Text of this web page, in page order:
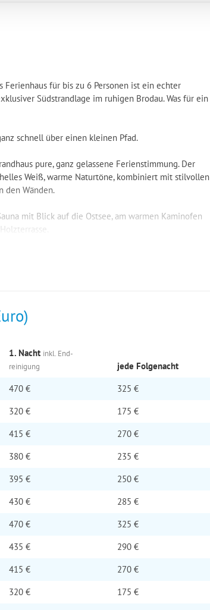
Ferienhaus für bis zu 6 Personen ist ein echter
Südstrandlage im ruhigen Brodau. Was für ein
schnell über einen kleinen Pfad.
pure, ganz gelassene Ferienstimmung. Der
Weiß, warme Naturtöne, kombiniert mit stilvollen
den Wänden.
mit Blick auf die Ostsee, am warmen Kaminofen
1. Nacht inkl. End­
reinigung
jede Folge­nacht
470 €
325 €
320 €
175 €
415 €
270 €
380 €
235 €
395 €
250 €
430 €
285 €
470 €
325 €
435 €
290 €
415 €
270 €
320 €
175 €